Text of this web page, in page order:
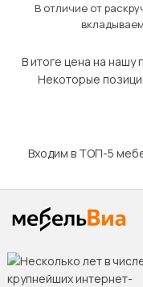
В отличие от
В итоге цена на нашу
Некоторые
Входим в ТОП-5